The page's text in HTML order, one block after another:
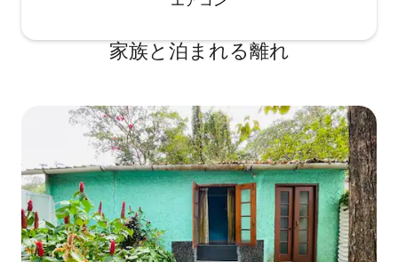
家族と泊まれる離れ